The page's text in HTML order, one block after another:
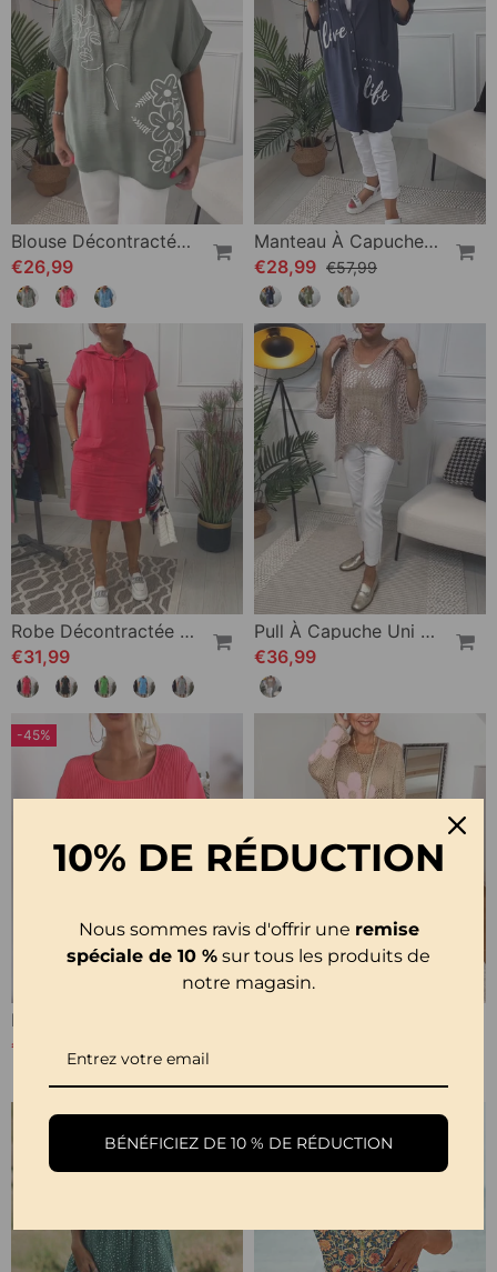
Blouse Décontractée À Capuche Et Manches Courtes À Imprimé Floral
€26,99
Manteau À Capuche Boutonné Imprimé Lettre
€28,99 €57,99
Robe Décontractée À Capuche Et Manches Courtes
€31,99
Pull À Capuche Uni À Découpes Étoiles
€36,99
-45%
€25,99
10% DE RÉDUCTION
Nous sommes ravis d'offrir une remise
spéciale de 10 % sur tous les produits de
notre magasin.
BÉNÉFICIEZ DE 10 % DE RÉDUCTION